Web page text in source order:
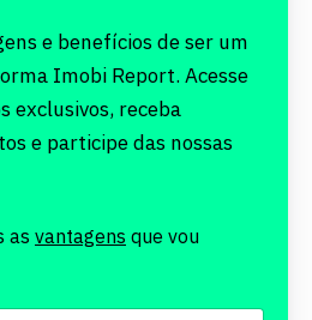
e benefícios de ser um
Imobi Report. Acesse
exclusivos, receba
e participe das nossas
as vantagens que vou